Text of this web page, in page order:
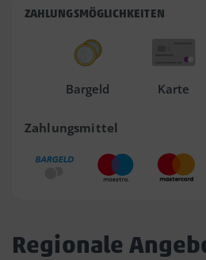
ZAHLUNGSMÖGLICHKEITEN
Bargeld Karte
Zahlungsmittel
Regionale